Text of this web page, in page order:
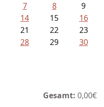
7 8
9
14 15
16
21 22
23
28 29
30
Gesamt: 0,00€